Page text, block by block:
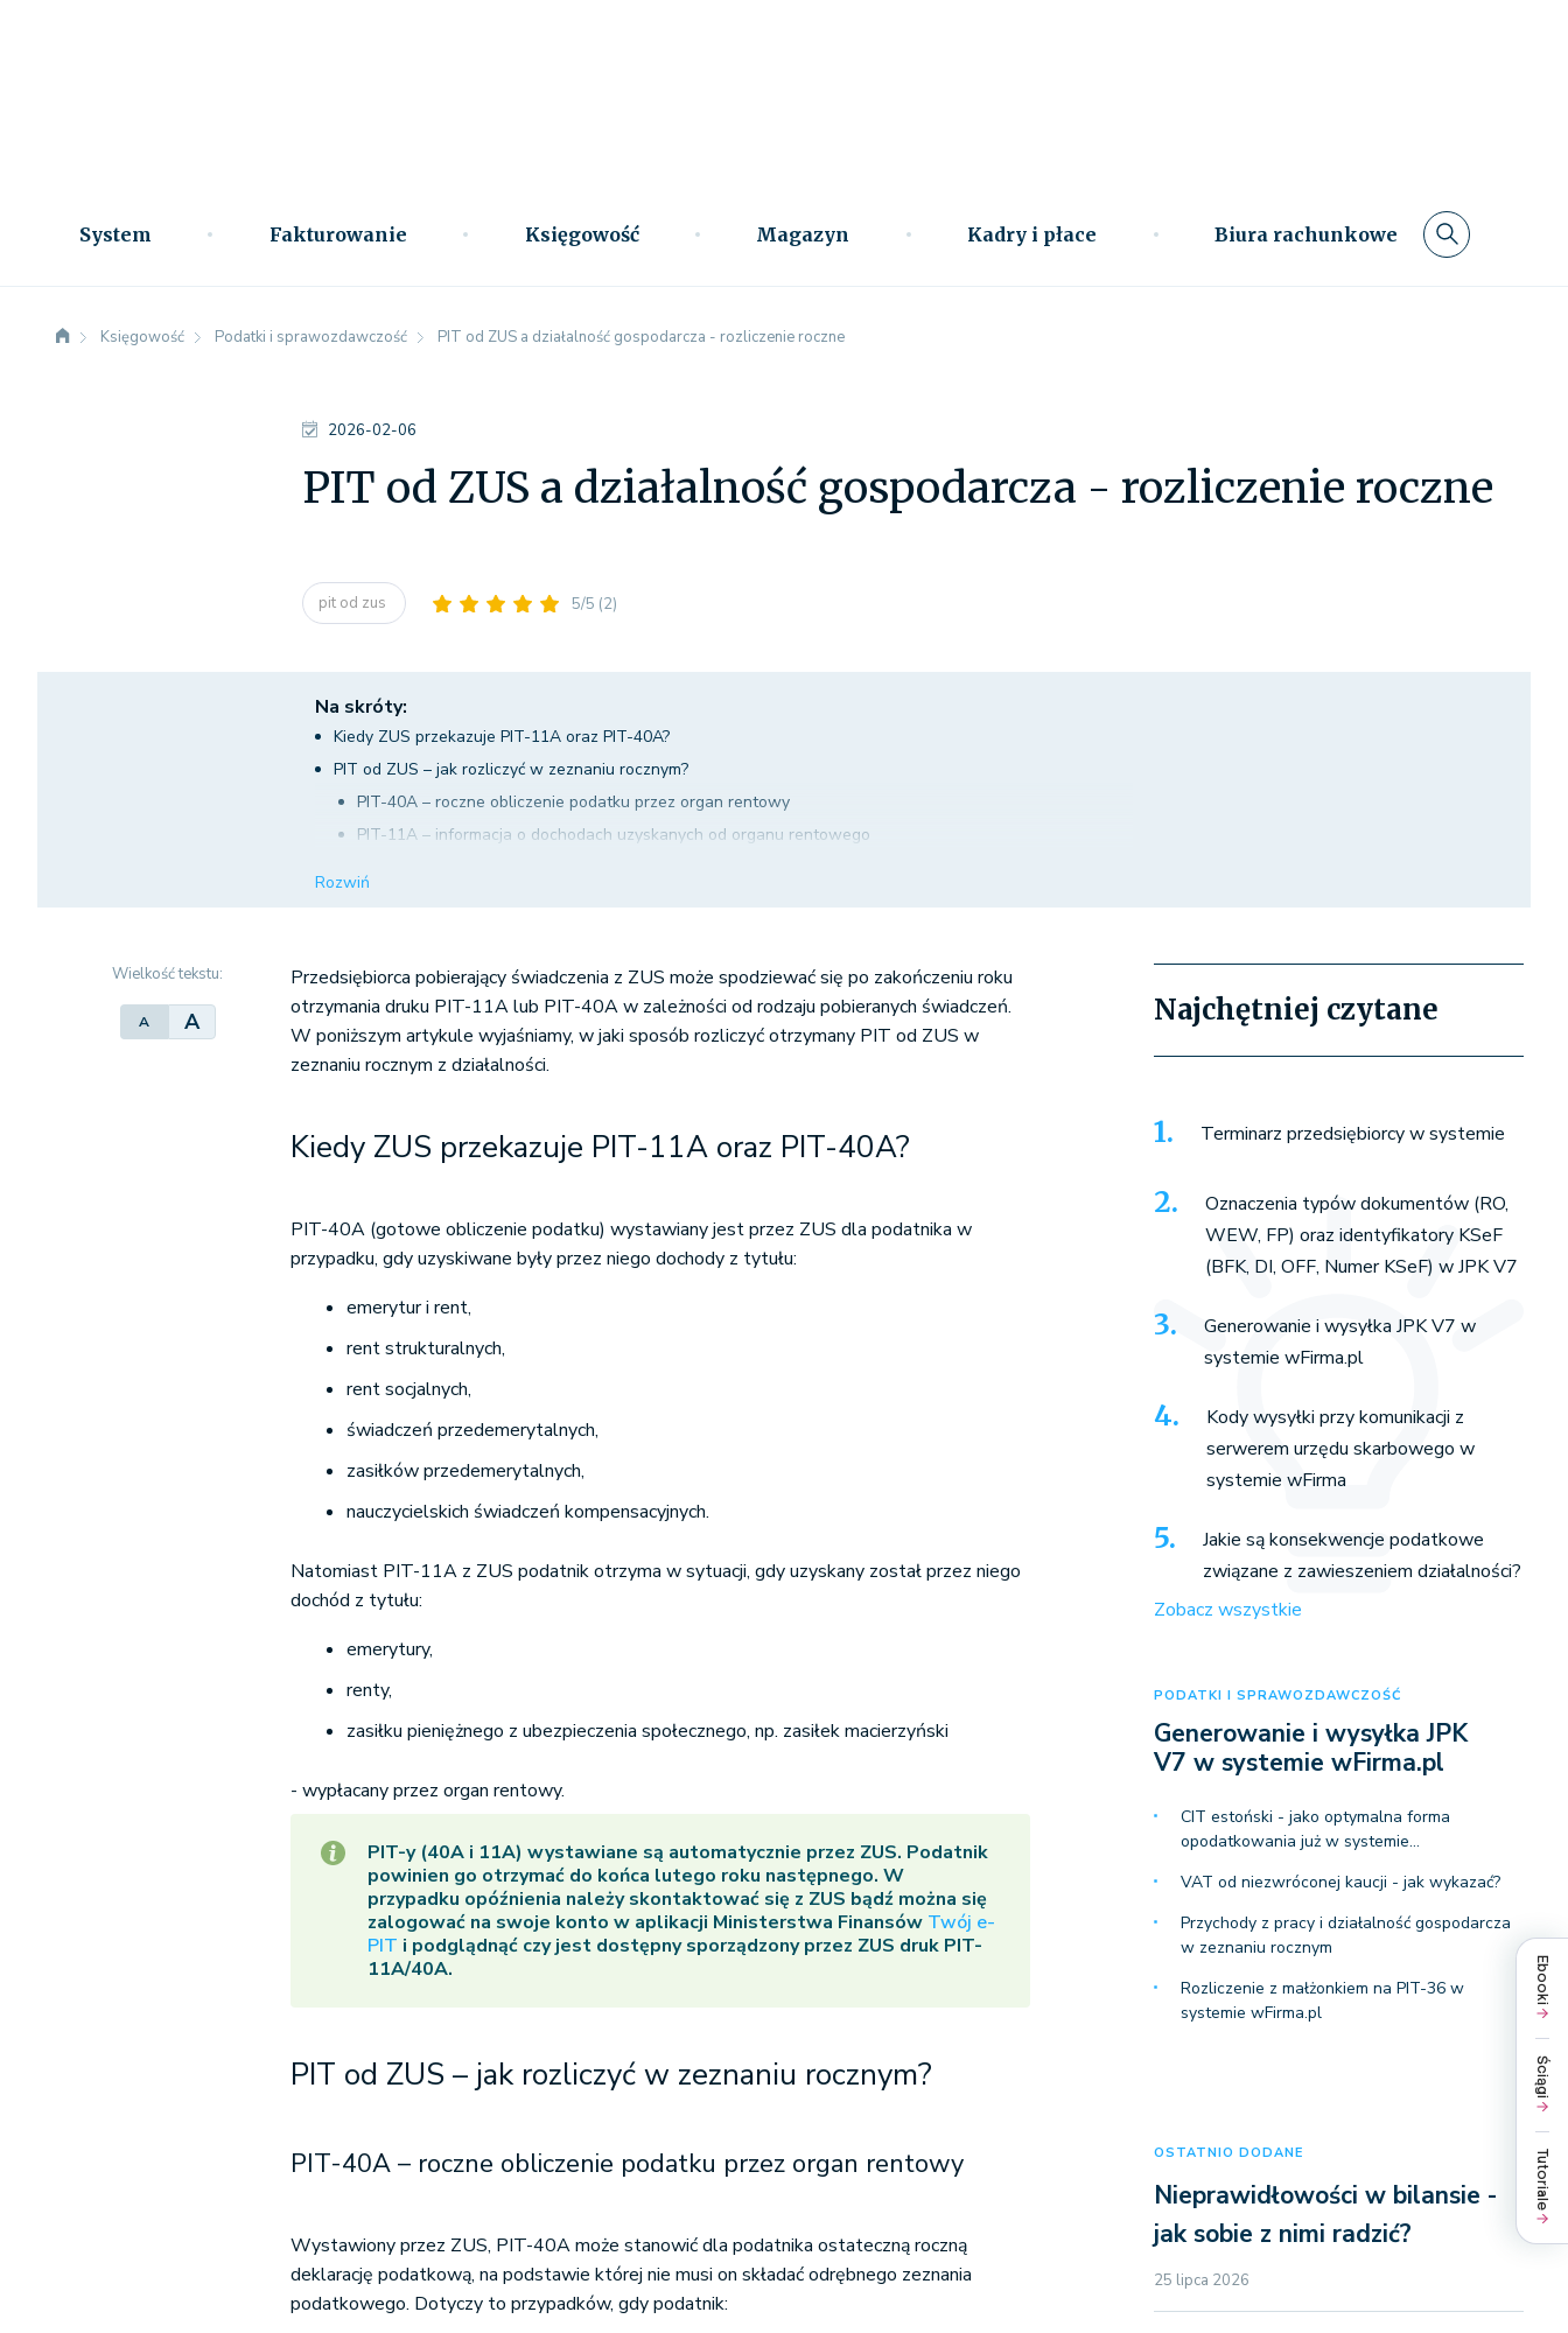
Ebooki
Ściągi
Tutoriale
System Fakturowanie Księgowość Magazyn Kadry i płace Biura rachunkowe
Księgowość Podatki i sprawozdawczość PIT od ZUS a działalność gospodarcza - rozliczenie roczne
2026-02-06
PIT od ZUS a działalność gospodarcza - rozliczenie roczne
pit od zus 5/5 (2)
Na skróty:
Kiedy ZUS przekazuje PIT-11A oraz PIT-40A?
PIT od ZUS – jak rozliczyć w zeznaniu rocznym?
PIT-40A – roczne obliczenie podatku przez organ rentowy
PIT-11A – informacja o dochodach uzyskanych od organu rentowego
Rozwiń
Wielkość tekstu:
A A
Przedsiębiorca pobierający świadczenia z ZUS może spodziewać się po zakończeniu roku
otrzymania druku PIT-11A lub PIT-40A w zależności od rodzaju pobieranych świadczeń.
W poniższym artykule wyjaśniamy, w jaki sposób rozliczyć otrzymany PIT od ZUS w
zeznaniu rocznym z działalności.
Kiedy ZUS przekazuje PIT-11A oraz PIT-40A?
PIT-40A (gotowe obliczenie podatku) wystawiany jest przez ZUS dla podatnika w
przypadku, gdy uzyskiwane były przez niego dochody z tytułu:
emerytur i rent,
rent strukturalnych,
rent socjalnych,
świadczeń przedemerytalnych,
zasiłków przedemerytalnych,
nauczycielskich świadczeń kompensacyjnych.
Natomiast PIT-11A z ZUS podatnik otrzyma w sytuacji, gdy uzyskany został przez niego
dochód z tytułu:
emerytury,
renty,
zasiłku pieniężnego z ubezpieczenia społecznego, np. zasiłek macierzyński
- wypłacany przez organ rentowy.
PIT-y (40A i 11A) wystawiane są automatycznie przez ZUS. Podatnik
powinien go otrzymać do końca lutego roku następnego. W
przypadku opóźnienia należy skontaktować się z ZUS bądź można się
zalogować na swoje konto w aplikacji Ministerstwa Finansów Twój e-
PIT i podglądnąć czy jest dostępny sporządzony przez ZUS druk PIT-
11A/40A.
PIT od ZUS – jak rozliczyć w zeznaniu rocznym?
PIT-40A – roczne obliczenie podatku przez organ rentowy
Wystawiony przez ZUS, PIT-40A może stanowić dla podatnika ostateczną roczną
deklarację podatkową, na podstawie której nie musi on składać odrębnego zeznania
podatkowego. Dotyczy to przypadków, gdy podatnik:
Najchętniej czytane
Terminarz przedsiębiorcy w systemie
Oznaczenia typów dokumentów (RO,
WEW, FP) oraz identyfikatory KSeF
(BFK, DI, OFF, Numer KSeF) w JPK V7
Generowanie i wysyłka JPK V7 w
systemie wFirma.pl
Kody wysyłki przy komunikacji z
serwerem urzędu skarbowego w
systemie wFirma
Jakie są konsekwencje podatkowe
związane z zawieszeniem działalności?
Zobacz wszystkie
PODATKI I SPRAWOZDAWCZOŚĆ
Generowanie i wysyłka JPK
V7 w systemie wFirma.pl
CIT estoński - jako optymalna forma
opodatkowania już w systemie…
VAT od niezwróconej kaucji - jak wykazać?
Przychody z pracy i działalność gospodarcza
w zeznaniu rocznym
Rozliczenie z małżonkiem na PIT-36 w
systemie wFirma.pl
OSTATNIO DODANE
Nieprawidłowości w bilansie -
jak sobie z nimi radzić?
25 lipca 2026